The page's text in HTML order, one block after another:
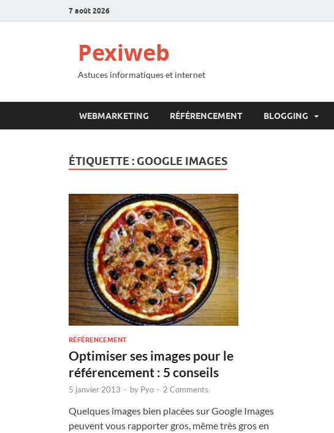
7 août 2026
Pexiweb
Astuces informatiques et internet
WEBMARKETING RÉFÉRENCEMENT BLOGGING
ÉTIQUETTE : GOOGLE IMAGES
RÉFÉRENCEMENT
Optimiser ses images pour le
référencement : 5 conseils
5 janvier 2013 - by Pyo - 2 Comments.
Quelques images bien placées sur Google Images
peuvent vous rapporter gros, même très gros en